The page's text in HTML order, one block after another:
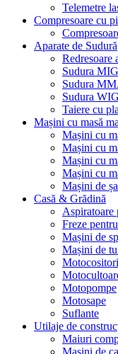
Telemetre
Compresoare cu
Aparate de Sudură
Redresoare
Sudura
Sudura
Sudura
Taiere cu
Mașini cu masă
Mașini cu
Mașini cu
Mașini cu
Mașini cu
Mașini de
Casă & Grădină
Aspiratoare
Freze
Mașini de
Mașini de
Motopompe
Motosape
Suflante
Utilaje de
Maiuri
Mașini de